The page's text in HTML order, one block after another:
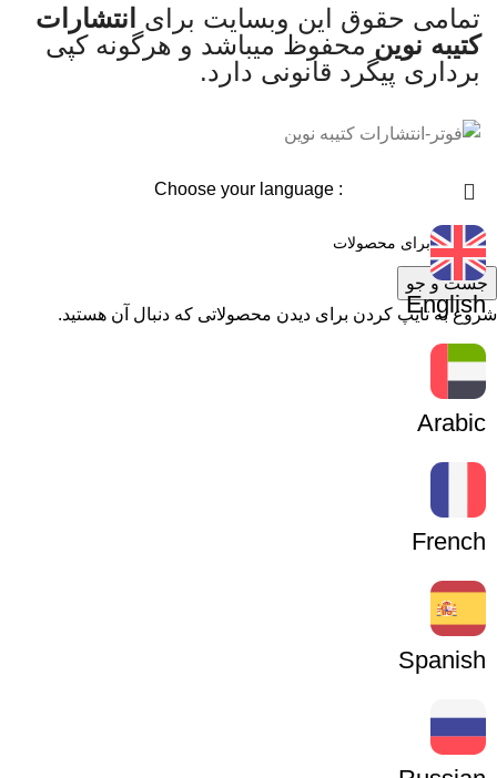
تمامی حقوق این وبسایت برای انتشارات
کتیبه نوین محفوظ میباشد و هرگونه کپی
برداری پیگرد قانونی دارد.
جست و جو
شروع به تایپ کردن برای دیدن محصولاتی که دنبال آن هستید.
: Choose your language
English
Arabic
French
Spanish